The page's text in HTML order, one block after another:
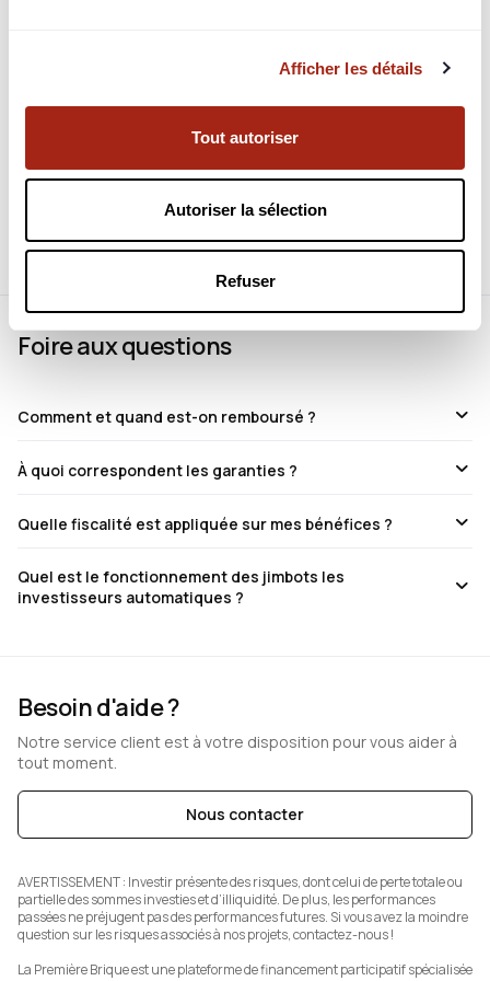
Afficher les détails
Tout autoriser
Autoriser la sélection
Refuser
Connectez-vous pour en voir plus
Identifiez-vous pour consulter toutes les informations du
projet.
Foire aux questions
Comment et quand est-on remboursé ?
À quoi correspondent les garanties ?
Quelle fiscalité est appliquée sur mes bénéfices ?
Quel est le fonctionnement des jimbots les
investisseurs automatiques ?
Besoin d'aide ?
Notre service client est à votre disposition pour vous aider à
tout moment.
Nous contacter
AVERTISSEMENT : Investir présente des risques, dont celui de perte totale ou
partielle des sommes investies et d’illiquidité. De plus, les performances
passées ne préjugent pas des performances futures. Si vous avez la moindre
question sur les risques associés à nos projets, contactez-nous !
La Première Brique est une plateforme de financement participatif spécialisée